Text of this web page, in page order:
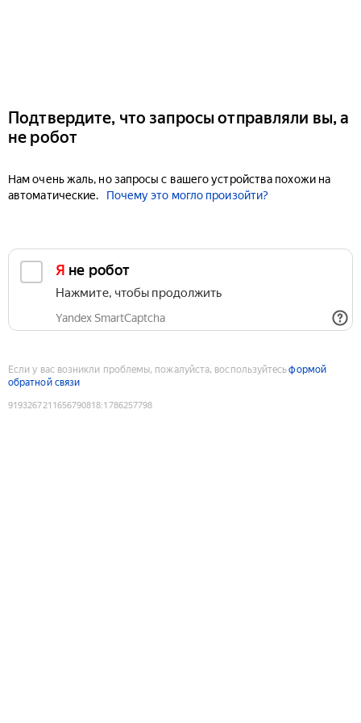
Подтвердите, что запросы отправляли вы, а
не робот
Нам очень жаль, но запросы с вашего устройства похожи на
автоматические.
Почему это могло произойти?
Я не робот
Нажмите, чтобы продолжить
Yandex SmartCaptcha
Если у вас возникли проблемы, пожалуйста, воспользуйтесьформой
обратной связи
9193267211656790818:1786257798